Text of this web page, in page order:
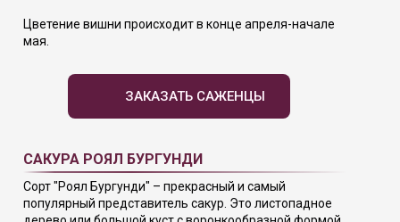
ЗАКАЗАТЬ САЖЕНЦЫ
Цветение вишни происходит в конце апреля-начале
мая.
Сорт "Роял Бургунди" – прекрасный и самый
популярный представитель сакур. Это листопадное
САКУРА РОЯЛ БУРГУНДИ